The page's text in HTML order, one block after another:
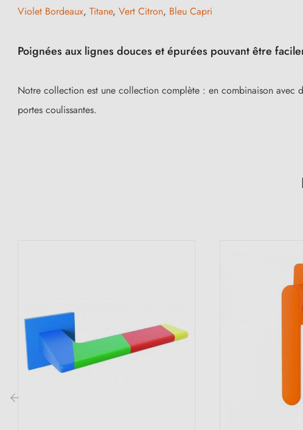
Violet Bordeaux, Titane, Vert Citron, Bleu Capri
Poignées aux lignes douces et épurées pouvant être
Notre collection est une collection complète : en combinaison avec
portes coulissantes.